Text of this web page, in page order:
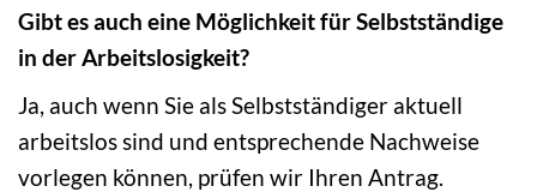
Gibt es auch eine Möglichkeit für Selbstständige
in der Arbeitslosigkeit?
Ja, auch wenn Sie als Selbstständiger aktuell
arbeitslos sind und entsprechende Nachweise
vorlegen können, prüfen wir Ihren Antrag.